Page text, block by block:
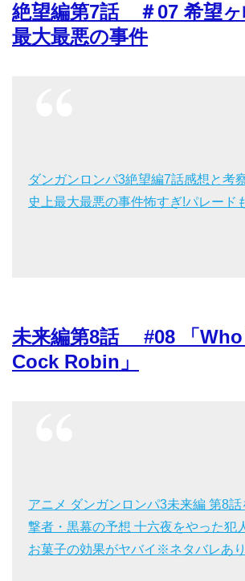
絶望編第7話 ＃07 希望ヶ
最大最悪の事件
ダンガンロンパ3絶望編7話感想と考
史上最大最悪の事件怖すぎ!パレード
未来編第8話 #08 「
Cock Robin」
アニメ ダンガンロンパ3未来編 第8
撃者・黒幕の予想 十六夜をやった犯
お菓子の効果がヤバイ※ネタバレあり